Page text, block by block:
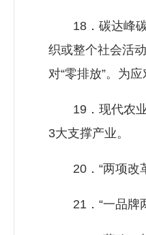
18．碳达峰碳
织或整个社会活
对“零排放”。为
19．现代农业
3大支撑产业。
20．“两项改革
21．“一品牌两